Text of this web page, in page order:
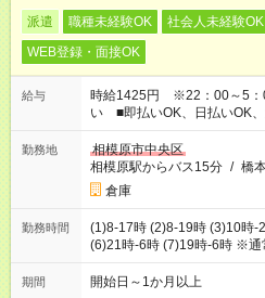
派遣 職種未経験OK 社会人未経験OK
WEB登録・面接OK
給与
時給1425円 ※22：00～5
い ■即払いOK、日払いOK
勤務地
相模原市中央区
相模原駅からバス15分 / 橋
倉庫
勤務時間
(1)8-17時 (2)8-19時 (3)10時-
(6)21時-6時 (7)19時-6時 ※通
午後15分ずつ給料発生の休憩
期間 開始日～1か月以上